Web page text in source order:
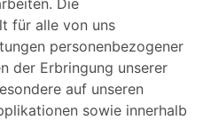
Die
für alle von uns
personenbezogener
der Erbringung unserer
auf unseren
sowie innerhalb